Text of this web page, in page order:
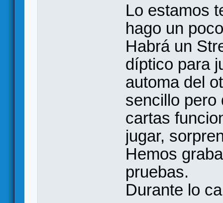
Lo estamos
hago un
Habrá un
díptico para
automa del
sencillo pero
cartas
jugar,
Hemos
pruebas.
Durante lo